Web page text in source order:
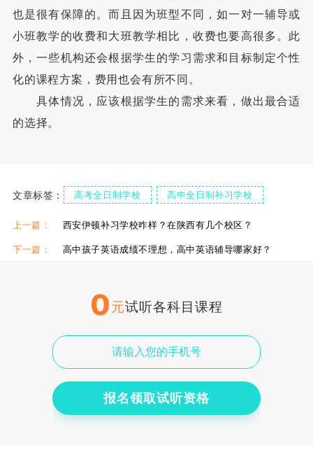
也是很有保障的。而且因为班型不同，如一对一辅导或
小班教学的收费和大班教学相比，收费也要高很多。此
外，一些机构还会根据学生的学习需求和目标制定个性
化的课程方案，费用也会有所不同。
具体情况，应该根据学生的需求来看，做出最合适
的选择。
文章标签： 高考全日制学校 高中全日制补习学校
西安全日制补习收费 西安全日制辅导班
上一篇： 西安伊顿补习学校咋样？在陕西有几个校区？
下一篇： 高中孩子英语成绩不理想，高中英语辅导哪家好？
0元试听各科目课程
报名领取试听资格